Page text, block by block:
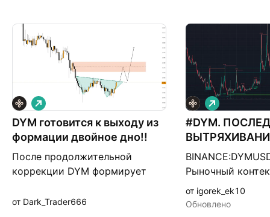
DYM готовится к выходу из
формации двойное дно!!
После продолжительной
коррекции DYM формирует
минимумов и подходит к
Д
л
и
н
я
от Dark_Trader666
#DYM.
01.06.26
Рыночный
продолжает
Д
л
и
н
н
а
я
от igorek_ek10
Обновлено